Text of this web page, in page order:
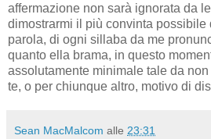
affermazione non sarà ignorata da
dimostrarmi il più convinta possibile
parola, di ogni sillaba da me
quanto ella brama, in questo
assolutamente minimale tale da
te, o per chiunque altro, motivo di
Sean MacMalcom alle 23:31